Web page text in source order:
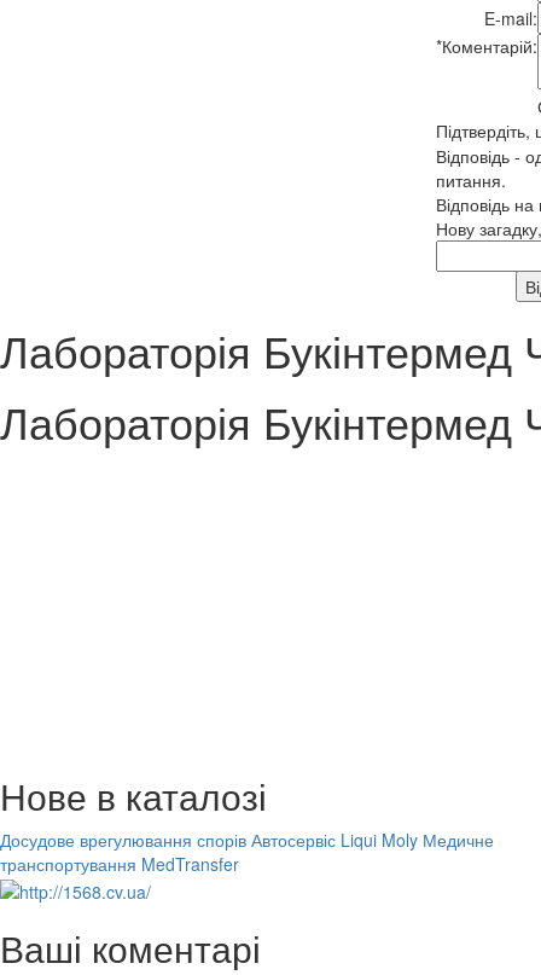
E-mail:
*Коментарій:
Відповідь -
питання.
Відповідь
Нову
Лабораторія Букінтермед
Лабораторія Букінтермед
Нове в каталозі
Досудове врегулювання спорів Автосервіс Liqui Moly Медичне
транспортування MedTransfer
Ваші коментарі